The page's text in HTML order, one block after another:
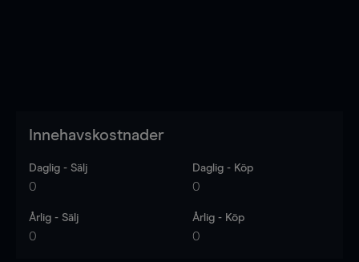
Innehavskostnader
Daglig - Sälj
0
Daglig - Köp
0
Årlig - Sälj
0
Årlig - Köp
0